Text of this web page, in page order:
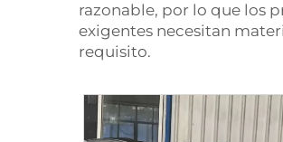
razonable, por lo que los
exigentes necesitan
requisito.